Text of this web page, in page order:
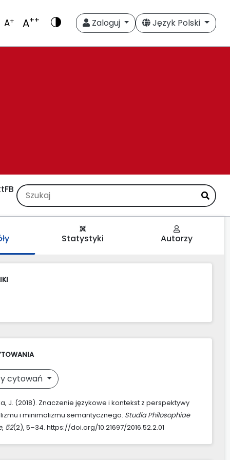
A+ A++ Zaloguj Język Polski
FB
Statystyki Autorzy
cytowań
J. (2018). Znaczenie językowe i kontekst z perspektywy
i minimalizmu semantycznego. Studia Philosophiae
, 52(2), 5–34. https://doi.org/10.21697/2016.52.2.01